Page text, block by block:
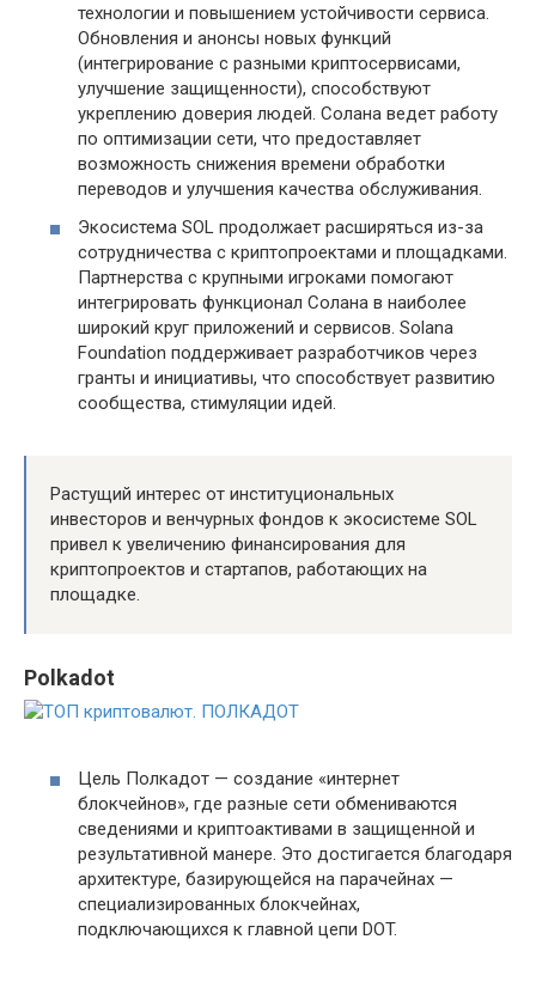
технологии и повышением устойчивости сервиса.
Обновления и анонсы новых функций
(интегрирование с разными криптосервисами,
улучшение защищенности), способствуют
укреплению доверия людей. Солана ведет работу
по оптимизации сети, что предоставляет
возможность снижения времени обработки
переводов и улучшения качества обслуживания.
Экосистема SOL продолжает расширяться из-за
сотрудничества с криптопроектами и площадками.
Партнерства с крупными игроками помогают
интегрировать функционал Солана в наиболее
широкий круг приложений и сервисов. Solana
Foundation поддерживает разработчиков через
гранты и инициативы, что способствует развитию
сообщества, стимуляции идей.
Растущий интерес от институциональных
инвесторов и венчурных фондов к экосистеме SOL
привел к увеличению финансирования для
криптопроектов и стартапов, работающих на
площадке.
Polkadot
Цель Полкадот — создание «интернет
блокчейнов», где разные сети обмениваются
сведениями и криптоактивами в защищенной и
результативной манере. Это достигается благодаря
архитектуре, базирующейся на парачейнах —
специализированных блокчейнах,
подключающихся к главной цепи DOT.